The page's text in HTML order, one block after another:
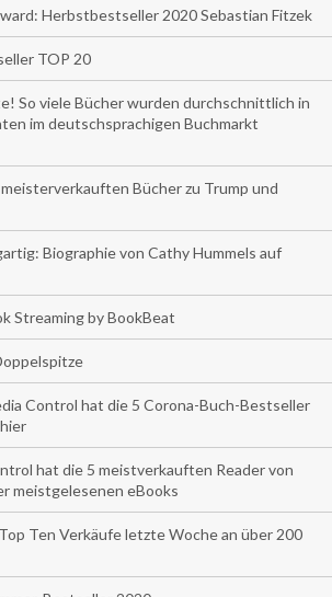
Herbstbestseller 2020 Sebastian Fitzek
TOP 20
So viele Bücher wurden durchschnittlich in
im deutschsprachigen Buchmarkt
Bücher zu Trump und
Biographie von Cathy Hummels auf
Streaming by BookBeat
Control hat die 5 Corona-Buch-Bestseller
hat die 5 meistverkauften Reader von
meistgelesenen eBooks
Ten Verkäufe letzte Woche an über 200